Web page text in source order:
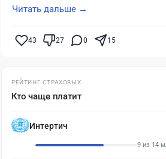
Читать дальше →
43 27 0 15
РЕЙТИНГ СТРАХОВЫХ
Кто чаще платит
Интертич
9 из 14